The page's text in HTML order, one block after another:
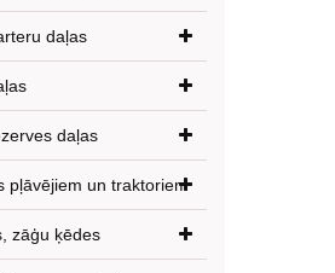
daļas
daļas
pļāvējiem un traktoriem
zāģu ķēdes